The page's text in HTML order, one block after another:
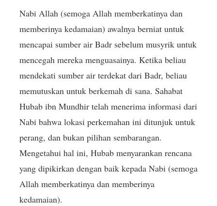
Nabi Allah (semoga Allah memberkatinya dan
memberinya kedamaian) awalnya berniat untuk
mencapai sumber air Badr sebelum musyrik untuk
mencegah mereka menguasainya. Ketika beliau
mendekati sumber air terdekat dari Badr, beliau
memutuskan untuk berkemah di sana. Sahabat
Hubab ibn Mundhir telah menerima informasi dari
Nabi bahwa lokasi perkemahan ini ditunjuk untuk
perang, dan bukan pilihan sembarangan.
Mengetahui hal ini, Hubab menyarankan rencana
yang dipikirkan dengan baik kepada Nabi (semoga
Allah memberkatinya dan memberinya
kedamaian).